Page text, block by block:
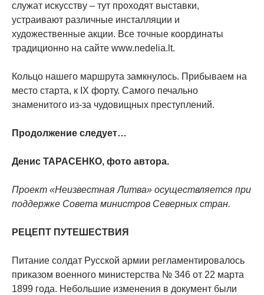
служат искусству – тут проходят выставки,
устраивают различные инсталляции и
художественные акции. Все точные координаты
традиционно на сайте www.nedelia.lt.
Кольцо нашего маршрута замкнулось. Прибываем на
место старта, к IX форту. Самого печально
знаменитого из-за чудовищных преступлений.
Продолжение следует…
Денис ТАРАСЕНКО, фото автора.
Проект «Неизвестная Литва» осуществляется при
поддержке Совета министров Северных стран.
РЕЦЕПТ ПУТЕШЕСТВИЯ
Питание солдат Русской армии регламентировалось
приказом военного министерства № 346 от 22 марта
1899 года. Небольшие изменения в документ были